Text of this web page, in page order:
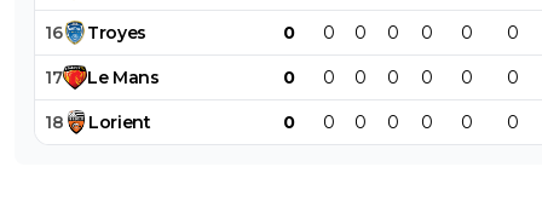
16 Troyes 0 0 0 0 0 0 0
17 Le Mans 0 0 0 0 0 0 0
18 Lorient 0 0 0 0 0 0 0